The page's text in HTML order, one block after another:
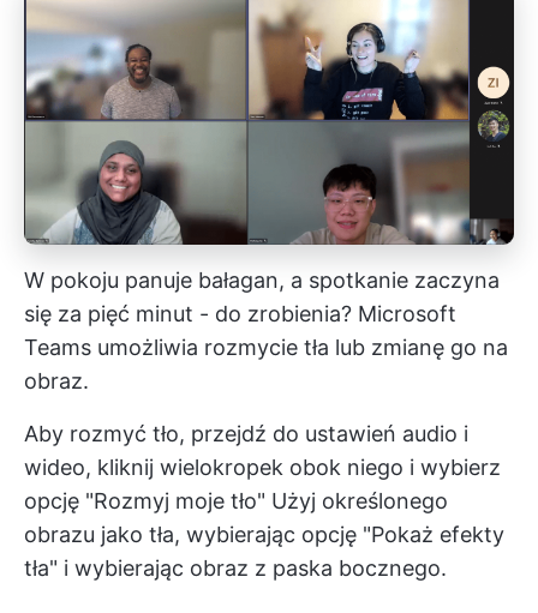
W pokoju panuje bałagan, a spotkanie zaczyna
się za pięć minut - do zrobienia? Microsoft
Teams umożliwia rozmycie tła lub zmianę go na
obraz.
Aby rozmyć tło, przejdź do ustawień audio i
wideo, kliknij wielokropek obok niego i wybierz
opcję "Rozmyj moje tło" Użyj określonego
obrazu jako tła, wybierając opcję "Pokaż efekty
tła" i wybierając obraz z paska bocznego.